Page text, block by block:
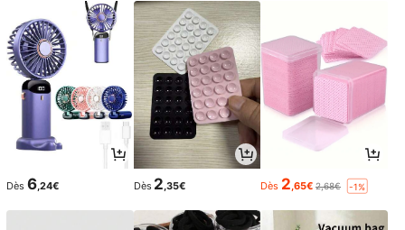
Dès 6,24€ Dès 2 ,35€ Dès 2 ,65€ 2,68€ -1%